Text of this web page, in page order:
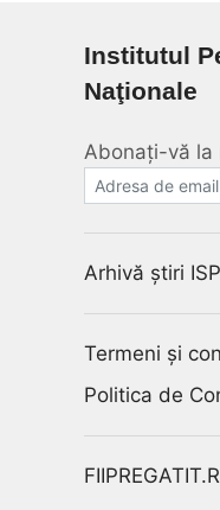
Institutul
Naţionale
Abonați-vă la
E-mail
Arhivă știri
Termeni și
Politica de